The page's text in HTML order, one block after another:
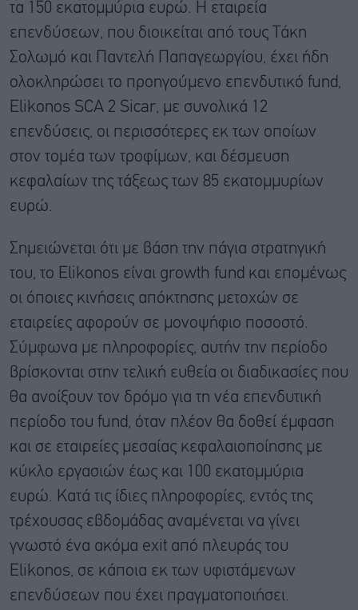
τα 150 εκατομμύρια ευρώ. H εταιρεία
επενδύσεων, που διοικείται από τους Τάκη
Σολωμό και Παντελή Παπαγεωργίου, έχει ήδη
ολοκληρώσει το προηγούμενο επενδυτικό fund,
Elikonos SCA 2 Sicar, με συνολικά 12
επενδύσεις, οι περισσότερες εκ των οποίων
στον τομέα των τροφίμων, και δέσμευση
κεφαλαίων της τάξεως των 85 εκατομμυρίων
ευρώ.
Σημειώνεται ότι με βάση την πάγια στρατηγική
του, το Elikonos είναι growth fund και επομένως
οι όποιες κινήσεις απόκτησης μετοχών σε
εταιρείες αφορούν σε μονοψήφιο ποσοστό.
Σύμφωνα με πληροφορίες, αυτήν την περίοδο
βρίσκονται στην τελική ευθεία οι διαδικασίες που
θα ανοίξουν τον δρόμο για τη νέα επενδυτική
περίοδο του fund, όταν πλέον θα δοθεί έμφαση
και σε εταιρείες μεσαίας κεφαλαιοποίησης με
κύκλο εργασιών έως και 100 εκατομμύρια
ευρώ. Κατά τις ίδιες πληροφορίες, εντός της
τρέχουσας εβδομάδας αναμένεται να γίνει
γνωστό ένα ακόμα exit από πλευράς του
Elikonos, σε κάποια εκ των υφιστάμενων
επενδύσεων που έχει πραγματοποιήσει.